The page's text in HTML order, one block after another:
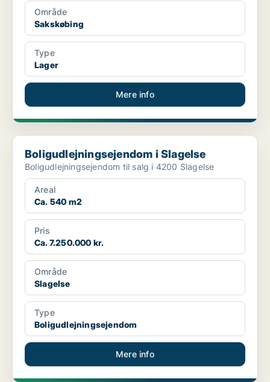
Område
Sakskøbing
Type
Lager
Mere info
Boligudlejningsejendom i Slagelse
Boligudlejningsejendom i Slagelse
Boligudlejningsejendom til salg i 4200 Slagelse
Areal
Ca. 540 m2
Pris
Ca. 7.250.000 kr.
Område
Slagelse
Type
Boligudlejningsejendom
Mere info